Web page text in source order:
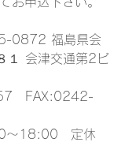
0872 福島県会
１ 会津交通第2ビ
　FAX:0242-
～18:00　定休